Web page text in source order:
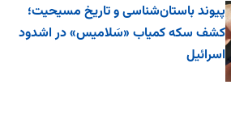
پیوند باستان‌شناسی و تاریخ مسیحیت؛
کشف سکه کمیاب «سَلامیس» در اشدود
اسرائیل